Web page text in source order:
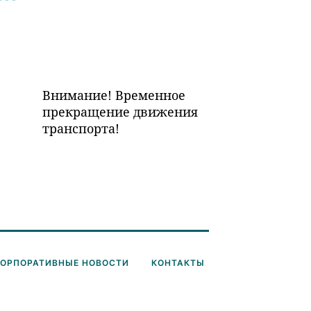
Внимание! Временное
прекращение движения
транспорта!
НОВОСТИ КОНТАКТЫ